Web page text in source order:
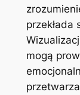
przekłada
mogą